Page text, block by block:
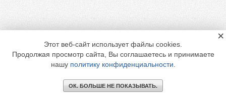
Этот веб-сайт использует файлы cookies.
Продолжая просмотр сайта, Вы соглашаетесь и принимаете
нашу политику конфиденциальности
ОК. БОЛЬШЕ НЕ ПОКАЗЫВАТЬ.
×